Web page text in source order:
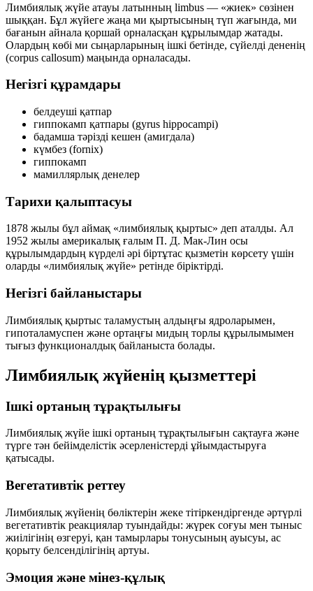
Лимбиялық жүйе атауы латынның limbus — «жиек» сөзінен
шыққан. Бұл жүйеге жаңа ми қыртысының түп жағында, ми
бағанын айнала қоршай орналасқан құрылымдар жатады.
Олардың көбі ми сыңарларының ішкі бетінде, сүйелді дененің
(corpus callosum) маңында орналасады.
Негізгі құрамдары
белдеуші қатпар
гиппокамп қатпары (gyrus hippocampi)
бадамша тәрізді кешен (амигдала)
күмбез (fornix)
гиппокамп
мамиллярлық денелер
Тарихи қалыптасуы
1878 жылы бұл аймақ «лимбиялық қыртыс» деп аталды. Ал
1952 жылы америкалық ғалым П. Д. Мак-Лин осы
құрылымдардың күрделі әрі біртұтас қызметін көрсету үшін
оларды «лимбиялық жүйе» ретінде біріктірді.
Негізгі байланыстары
Лимбиялық қыртыс таламустың алдыңғы ядроларымен,
гипоталамуспен және ортаңғы мидың торлы құрылымымен
тығыз функционалдық байланыста болады.
Лимбиялық жүйенің қызметтері
Ішкі ортаның тұрақтылығы
Лимбиялық жүйе ішкі ортаның тұрақтылығын сақтауға және
түрге тән бейімделістік әсерленістерді ұйымдастыруға
қатысады.
Вегетативтік реттеу
Лимбиялық жүйенің бөліктерін жеке тітіркендіргенде әртүрлі
вегетативтік реакциялар туындайды: жүрек соғуы мен тыныс
жиілігінің өзгеруі, қан тамырлары тонусының ауысуы, ас
қорыту белсенділігінің артуы.
Эмоция және мінез-құлық